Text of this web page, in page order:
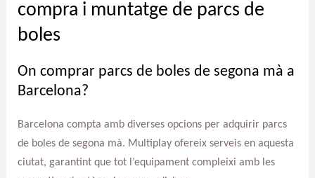
compra i muntatge de parcs de
boles
On comprar parcs de boles de segona mà a
Barcelona?
Barcelona compta amb diverses opcions per adquirir parcs
de boles de segona mà. Multiplay ofereix serveis en aquesta
ciutat, garantint que tot l’equipament compleixi amb les